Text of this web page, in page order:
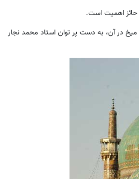
حائز اهمیت است.
در آن، به دست پر توان استاد محمد نجار